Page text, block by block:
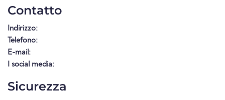
Contatto
Indirizzo:
Telefono:
E-mail:
I social media:
Sicurezza